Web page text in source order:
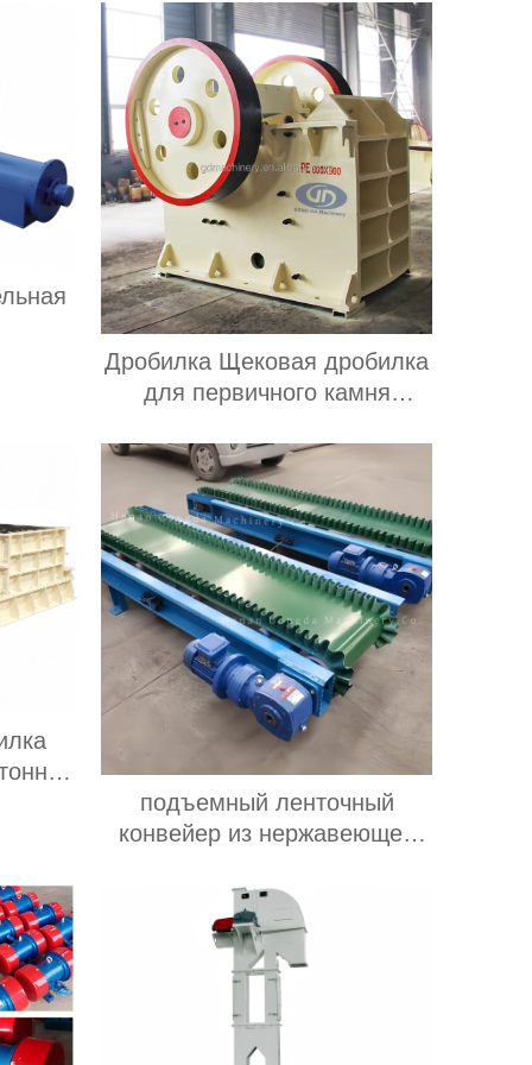
Дробилка Щековая дробилка
для первичного камня
твердых пород
в
подъемный ленточный
конвейер из нержавеющей
риса орехов зернового
оборудования подъемный
конвейер для фасоли